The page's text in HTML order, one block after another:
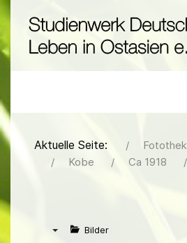
Aktuelle Seite: Fotothek
Kobe
Ca 1918
Bilder